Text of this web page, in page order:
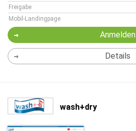
Freigabe
Mobil-Landingpage
Anmelden
Details
wash+dry